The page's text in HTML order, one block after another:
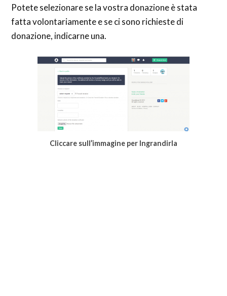
Potete selezionare se la vostra donazione è stata
fatta volontariamente e se ci sono richieste di
donazione, indicarne una.
Cliccare sull’immagine per Ingrandirla